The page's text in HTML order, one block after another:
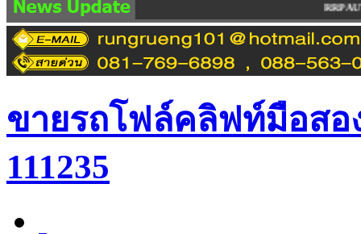
RRP AUTO IMPORT
ขายรถโฟล์คลิฟท์มือสอ
111235